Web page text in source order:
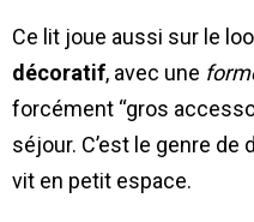
Ce lit joue aussi sur le
décoratif, avec une
forcément “gros
séjour. C’est le genre
vit en petit espace.